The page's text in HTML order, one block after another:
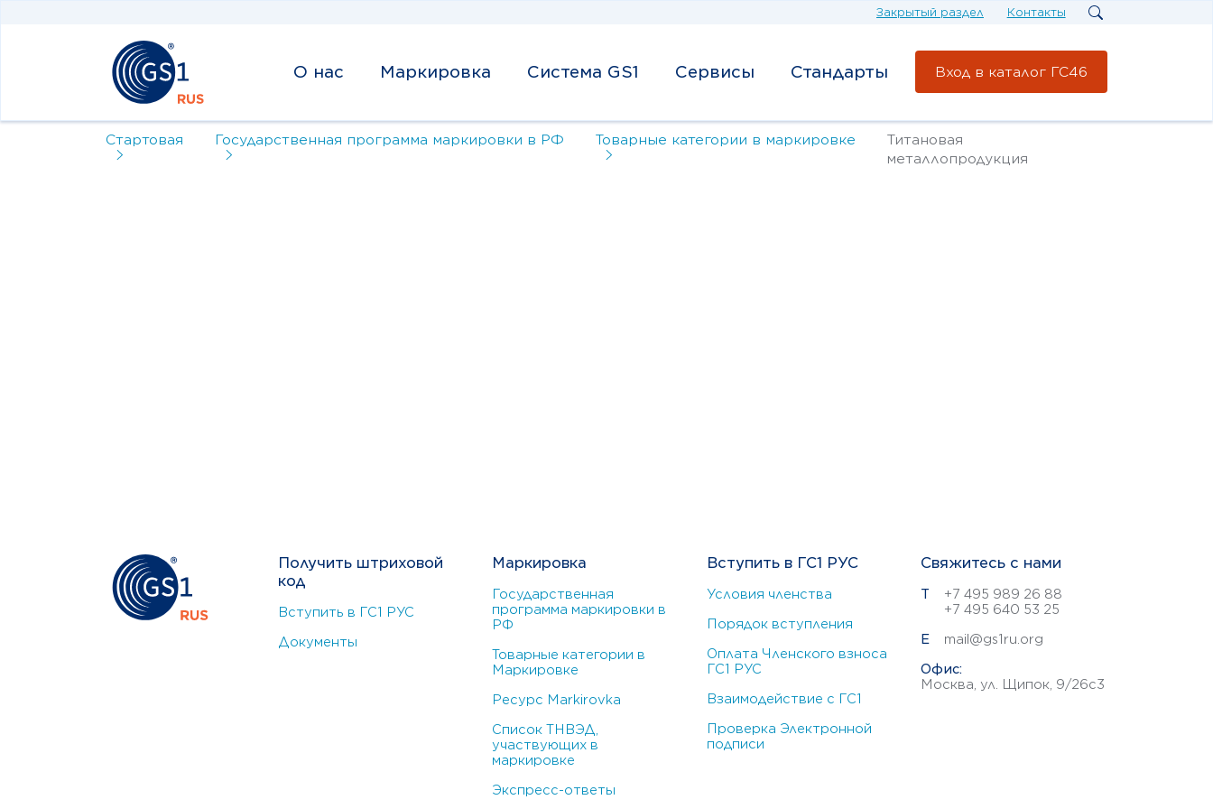
Закрытый раздел Контакты
О нас Маркировка Система GS1 Сервисы Стандарты Вход в каталог ГС46
Стартовая Государственная программа маркировки в РФ Товарные категории в маркировке
Титановая
металлопродукция
Получить штриховой
код
Вступить в ГС1 РУС
Документы
Маркировка
Государственная
программа маркировки в
РФ
Товарные категории в
Маркировке
Ресурс Markirovka
Список ТНВЭД,
участвующих в
маркировке
Экспресс-ответы
Вступить в ГС1 РУС
Условия членства
Порядок вступления
Оплата Членского взноса
ГС1 РУС
Взаимодействие с ГС1
Проверка Электронной
подписи
Свяжитесь с нами
Т
+7 495 989 26 88
+7 495 640 53 25
E mail@gs1ru.org
Офис:
Москва, ул. Щипок, 9/26с3